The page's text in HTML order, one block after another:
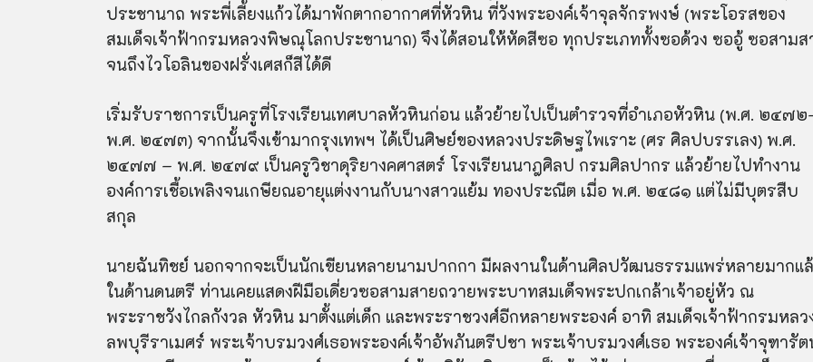
ประชานาถ พระพี่เลี้ยงแก้วได้มาพักตากอากาศที่หัวหิน ที่วังพระองค์เจ้าจุลจักรพงษ์ (พระโอรสของ
สมเด็จเจ้าฟ้ากรมหลวงพิษณุโลกประชานาถ) จึงได้สอนให้หัดสีซอ ทุกประเภททั้งซอด้วง ซออู้ ซอสามส
จนถึงไวโอลินของฝรั่งเศสก็สีได้ดี
เริ่มรับราชการเป็นครูที่โรงเรียนเทศบาลหัวหินก่อน แล้วย้ายไปเป็นตำรวจที่อำเภอหัวหิน (พ.ศ. ๒๔๗๒
พ.ศ. ๒๔๗๓) จากนั้นจึงเข้ามากรุงเทพฯ ได้เป็นศิษย์ของหลวงประดิษฐไพเราะ (ศร ศิลปบรรเลง) พ.ศ.
๒๔๗๗ – พ.ศ. ๒๔๗๙ เป็นครูวิชาดุริยางคศาสตร์ โรงเรียนนาฎศิลป กรมศิลปากร แล้วย้ายไปทำงาน
องค์การเชื้อเพลิงจนเกษียณอายุแต่งงานกับนางสาวแย้ม ทองประณีต เมื่อ พ.ศ. ๒๔๘๑ แต่ไม่มีบุตรสืบ
สกุล
นายฉันทิชย์ นอกจากจะเป็นนักเขียนหลายนามปากกา มีผลงานในด้านศิลปวัฒนธรรมแพร่หลายมากแ
ในด้านดนตรี ท่านเคยแสดงฝีมือเดี่ยวซอสามสายถวายพระบาทสมเด็จพระปกเกล้าเจ้าอยู่หัว ณ
พระราชวังไกลกังวล หัวหิน มาตั้งแต่เด็ก และพระราชวงศ์อีกหลายพระองค์ อาทิ สมเด็จเจ้าฟ้ากรมหลว
ลพบุรีราเมศร์ พระเจ้าบรมวงศ์เธอพระองค์เจ้าอัพภันตรีปชา พระเจ้าบรมวงศ์เธอ พระองค์เจ้าจุฑารั